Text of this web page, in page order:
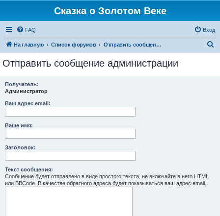
Сказка о Золотом Веке
FAQ Вход
На главную Список форумов Отправить сообщение администрации
Отправить сообщение администрации
Получатель:
Администратор
Ваш адрес email:
Ваше имя:
Заголовок:
Текст сообщения:
Сообщение будет отправлено в виде простого текста, не включайте в него HTML
или BBCode. В качестве обратного адреса будет показываться ваш адрес email.